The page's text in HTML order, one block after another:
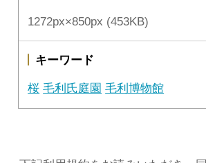
1272px×850px (453KB)
キーワード
桜 毛利氏庭園 毛利博物館